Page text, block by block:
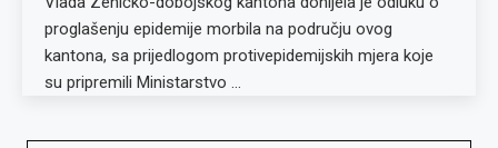
proglašenju epidemije morbila na području ovog
kantona, sa prijedlogom protivepidemijskih mjera koje
su pripremili Ministarstvo …